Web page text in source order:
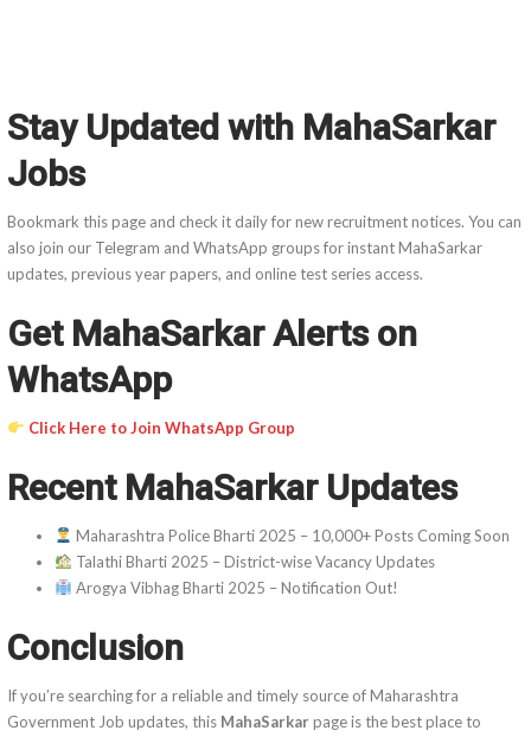
Stay Updated with MahaSarkar
Jobs
Bookmark this page and check it daily for new recruitment notices. You can
also join our Telegram and WhatsApp groups for instant MahaSarkar
updates, previous year papers, and online test series access.
Get MahaSarkar Alerts on
WhatsApp
Click Here to Join WhatsApp Group
Recent MahaSarkar Updates
Maharashtra Police Bharti 2025 – 10,000+ Posts Coming Soon
Talathi Bharti 2025 – District-wise Vacancy Updates
Arogya Vibhag Bharti 2025 – Notification Out!
Conclusion
If you’re searching for a reliable and timely source of Maharashtra
Government Job updates, this MahaSarkarpage is the best place to